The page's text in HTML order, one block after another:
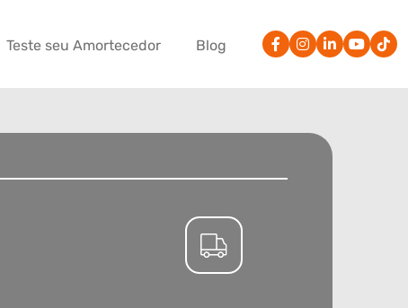
Teste seu Amortecedor Blog